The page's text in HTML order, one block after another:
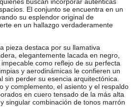
buscan incorporar auténticas
El conjunto se encuentra en un
su esplendor original de
en un hallazgo verdaderamente
pieza destaca por su llamativa
elegantemente lacada en negro,
como reflejo de su perfecta
y aerodinámicas le confieren un
sin perder su esencia arquitectónica.
y complemento, el asiento y el respaldo
en cuero tensado de la más alta
singular combinación de tonos marrón